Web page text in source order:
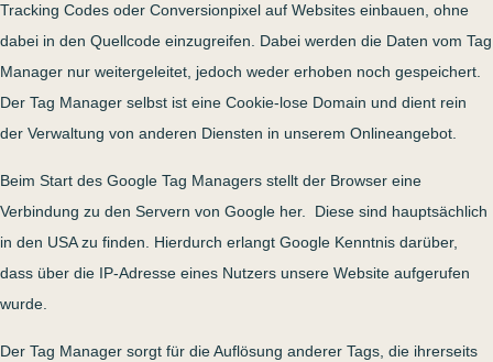
Tracking Codes oder Conversionpixel auf Websites einbauen, ohne
dabei in den Quellcode einzugreifen. Dabei werden die Daten vom Tag
Manager nur weitergeleitet, jedoch weder erhoben noch gespeichert.
Der Tag Manager selbst ist eine Cookie-lose Domain und dient rein
der Verwaltung von anderen Diensten in unserem Onlineangebot.
Beim Start des Google Tag Managers stellt der Browser eine
Verbindung zu den Servern von Google her. Diese sind hauptsächlich
in den USA zu finden. Hierdurch erlangt Google Kenntnis darüber,
dass über die IP-Adresse eines Nutzers unsere Website aufgerufen
wurde.
Der Tag Manager sorgt für die Auflösung anderer Tags, die ihrerseits